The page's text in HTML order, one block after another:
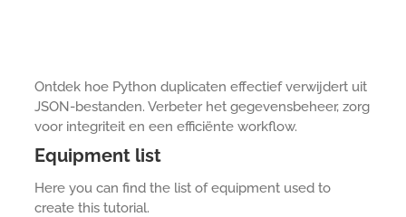
Ontdek hoe Python duplicaten effectief verwijdert uit
JSON-bestanden. Verbeter het gegevensbeheer, zorg
voor integriteit en een efficiënte workflow.
Equipment list
Here you can find the list of equipment used to
create this tutorial.